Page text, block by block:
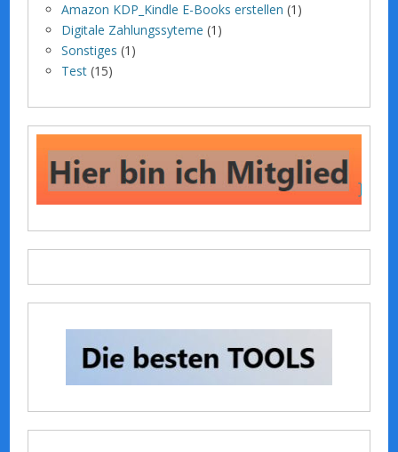
Amazon KDP_Kindle E-Books erstellen (1)
Digitale Zahlungssyteme (1)
Sonstiges (1)
Test (15)